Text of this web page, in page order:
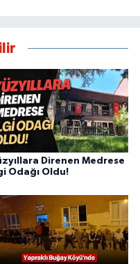
Direnen Medrese
Odağı Oldu!